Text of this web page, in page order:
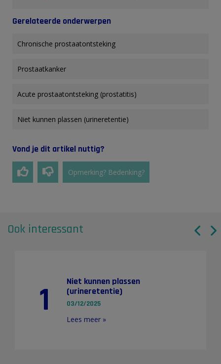
Gerelateerde onderwerpen
C​hronische prostaatontsteking
Prostaatkanker
Acute prostaatontsteking (prostatitis)
Niet kunnen plassen (urineretentie)
Vond je dit artikel nuttig?
Opmerking? Bedenking?
Ook interessant
1
Niet kunnen plassen
(urineretentie)
03/12/2025
Lees meer »